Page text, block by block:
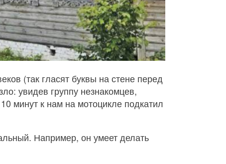
(так гласят буквы на стене перед
увидев группу незнакомцев,
минут к нам на мотоцикле подкатил
Например, он умеет делать